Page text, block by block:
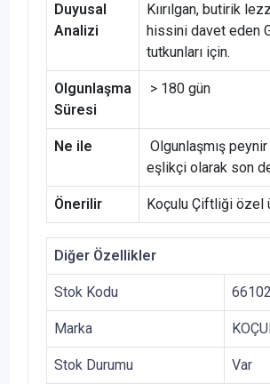
Duyusal
Analizi
Kıırılgan, butirik
hissini davet eden
tutkunları için.
Olgunlaşma
Süresi
> 180 gün
Ne ile
Olgunlaşmış
eşlikçi olarak son
Önerilir Koçulu Çiftliği özel
Diğer Özellikler
Stok Kodu
Marka
Stok Durumu Var